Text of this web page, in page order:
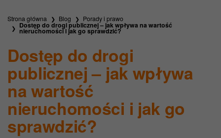
Strona główna Blog Porady i prawo
Dostęp do drogi publicznej – jak wpływa na wartość
nieruchomości i jak go sprawdzić?
Dostęp do drogi
publicznej – jak wpływa
na wartość
nieruchomości i jak go
sprawdzić?